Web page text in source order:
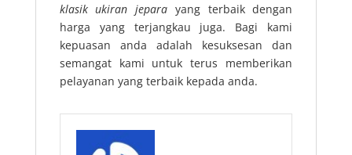
klasik ukiran jepara yang terbaik dengan
harga yang terjangkau juga. Bagi kami
kepuasan anda adalah kesuksesan dan
semangat kami untuk terus memberikan
pelayanan yang terbaik kepada anda.